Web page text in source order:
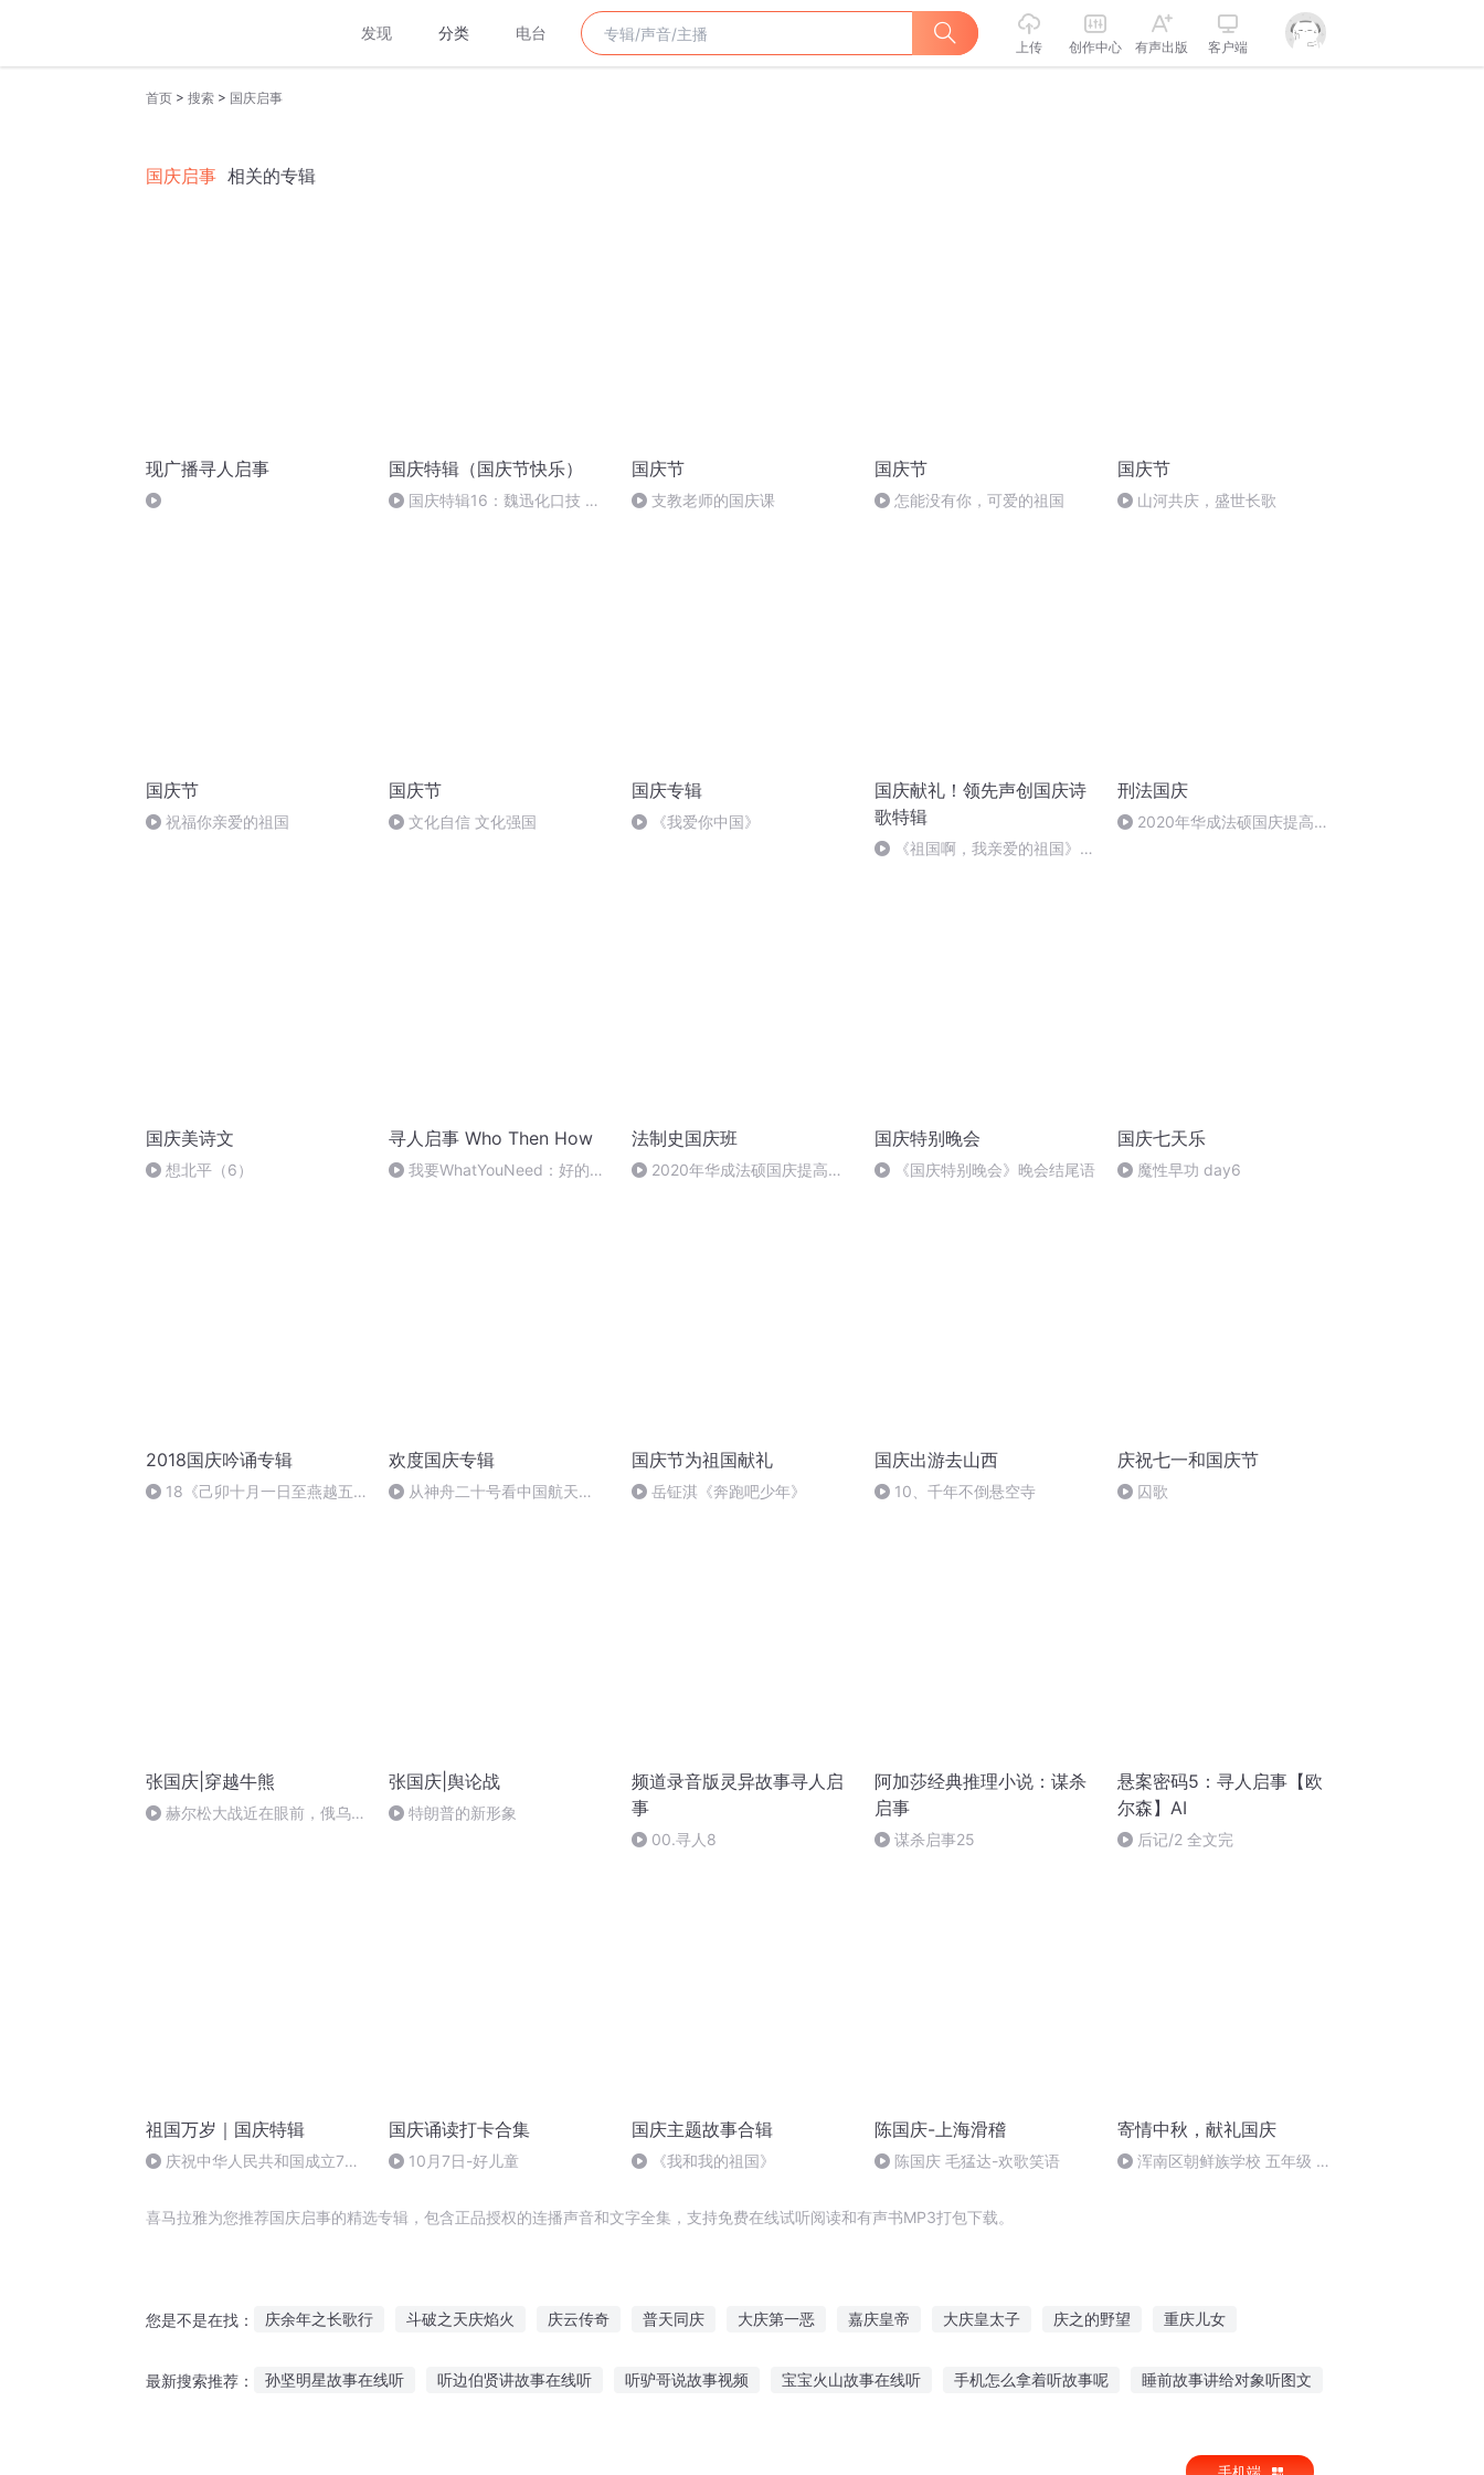
发现 分类 电台
上传 创作中心 有声出版 客户端
首页 > 搜索 > 国庆启事
国庆启事 相关的专辑
现广播寻人启事 国庆特辑（国庆节快乐）
国庆特辑16：魏迅化口技 二
国庆节
支教老师的国庆课
国庆节
怎能没有你，可爱的祖国
国庆节
山河共庆，盛世长歌
国庆节
祝福你亲爱的祖国
国庆节
文化自信 文化强国
国庆专辑
《我爱你中国》
国庆献礼！领先声创国庆诗
歌特辑
《祖国啊，我亲爱的祖国》温
刑法国庆
2020年华成法硕国庆提高班
国庆美诗文
想北平（6）
寻人启事 Who Then How
我要WhatYouNeed：好的创
法制史国庆班
2020年华成法硕国庆提高班
国庆特别晚会
《国庆特别晚会》晚会结尾语
国庆七天乐
魔性早功 day6
2018国庆吟诵专辑
18《己卯十月一日至燕越五
欢度国庆专辑
从神舟二十号看中国航天
国庆节为祖国献礼
岳钲淇《奔跑吧少年》
国庆出游去山西
10、千年不倒悬空寺
庆祝七一和国庆节
囚歌
张国庆|穿越牛熊
赫尔松大战近在眼前，俄乌冲
张国庆|舆论战
特朗普的新形象
频道录音版灵异故事寻人启
事
00.寻人8
阿加莎经典推理小说：谋杀
启事
谋杀启事25
悬案密码5：寻人启事【欧
尔森】AI
后记/2 全文完
祖国万岁｜国庆特辑
庆祝中华人民共和国成立73
国庆诵读打卡合集
10月7日-好儿童
国庆主题故事合辑
《我和我的祖国》
陈国庆-上海滑稽
陈国庆 毛猛达-欢歌笑语
寄情中秋，献礼国庆
浑南区朝鲜族学校 五年级 孙
喜马拉雅为您推荐国庆启事的精选专辑，包含正品授权的连播声音和文字全集，支持免费在线试听阅读和有声书MP3打包下载。
您是不是在找： 庆余年之长歌行 斗破之天庆焰火 庆云传奇 普天同庆 大庆第一恶 嘉庆皇帝 大庆皇太子 庆之的野望 重庆儿女
最新搜索推荐： 孙坚明星故事在线听 听边伯贤讲故事在线听 听驴哥说故事视频 宝宝火山故事在线听 手机怎么拿着听故事呢 睡前故事讲给对象听图文